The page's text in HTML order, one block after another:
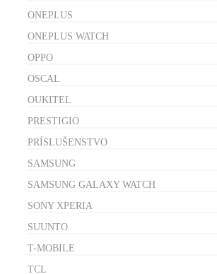
ONEPLUS
ONEPLUS WATCH
OPPO
OSCAL
OUKITEL
PRESTIGIO
PRÍSLUŠENSTVO
SAMSUNG
SAMSUNG GALAXY WATCH
SONY XPERIA
SUUNTO
T-MOBILE
TCL